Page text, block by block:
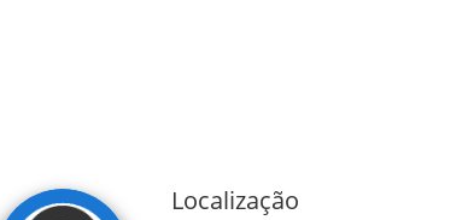
Localização